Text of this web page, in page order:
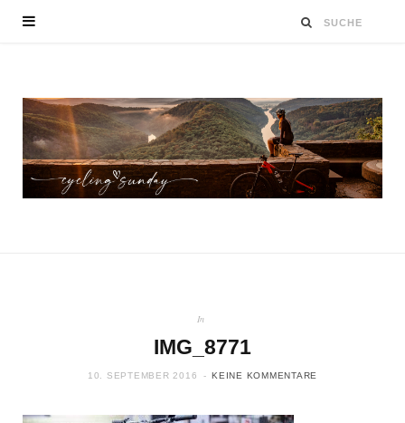
In
IMG_8771
10. SEPTEMBER 2016 KEINE KOMMENTARE